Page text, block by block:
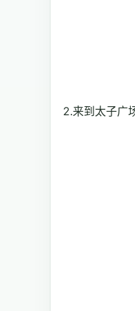
2.来到太子广